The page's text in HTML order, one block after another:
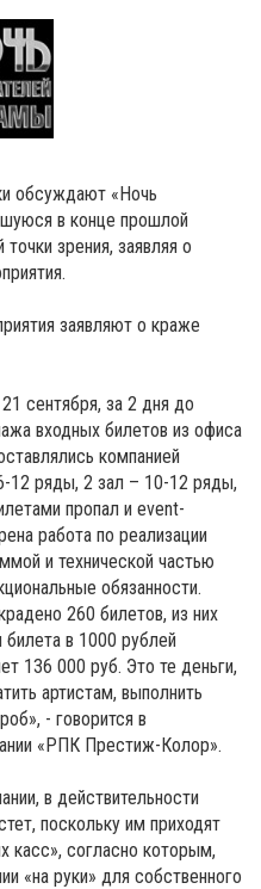
обсуждают «Ночь
в конце прошлой
зрения, заявляя о
заявляют о краже
сентября, за 2 дня до
входных билетов из офиса
компанией
12 ряды, 2 зал – 10-12 ряды,
пропал и event-
работа по реализации
и технической частью
обязанности.
260 билетов, из них
в 1000 рублей
136 000 руб. Это те деньги,
артистам, выполнить
- говорится в
«РПК Престиж-Колор».
в действительности
поскольку им приходят
касс», согласно которым,
«на руки» для собственного